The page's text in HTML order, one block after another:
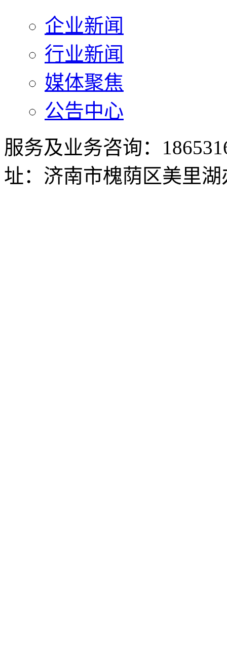
企业新闻
行业新闻
媒体聚焦
公告中心
服务及业务咨询：
址：济南市槐荫区美里